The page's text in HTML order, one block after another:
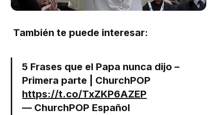
También te puede interesar:
5 Frases que el Papa nunca dijo –
Primera parte | ChurchPOP
https://t.co/TxZKP6AZEP
— ChurchPOP Español